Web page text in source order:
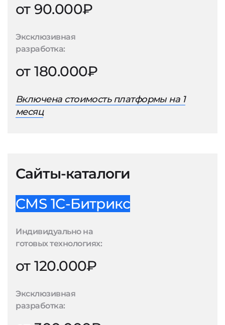
от 90.000₽
Эксклюзивная
разработка:
от 180.000₽
Включена стоимость платформы на 1
месяц
Сайты-каталоги
CMS 1С-Битрикс
Индивидуально на
готовых технологиях:
от 120.000₽
Эксклюзивная
разработка: